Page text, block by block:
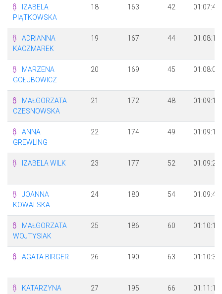
IZABELA
PIĄTKOWSKA
18 163 42 01:07:49
ADRIANNA
KACZMAREK
19 167 44 01:08:15
MARZENA
GOŁUBOWICZ
20 169 45 01:08:09
MAŁGORZATA
CZESNOWSKA
21 172 48 01:09:17
ANNA
GREWLING
22 174 49 01:09:17
IZABELA WILK 23 177 52 01:09:27
JOANNA
KOWALSKA
24 180 54 01:09:41
MAŁGORZATA
WOJTYSIAK
25 186 60 01:10:10
AGATA BIRGER 26 190 63 01:10:33
KATARZYNA
27 195 66 01:11:11